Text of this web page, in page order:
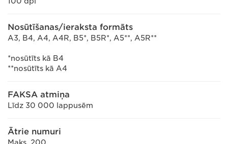
Nosūtīšanas/ieraksta formāts
A3, B4, A4, A4R, B5*, B5R*, A5**, A5R**
*nosūtīts kā B4
**nosūtīts kā A4
FAKSA atmiņa
Līdz 30 000 lappusēm
Ātrie numuri